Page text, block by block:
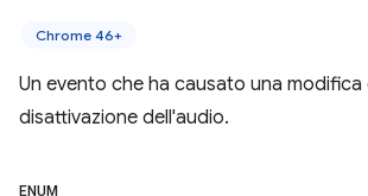
Chrome 46+
Un evento che ha causato una
disattivazione dell'audio.
ENUM